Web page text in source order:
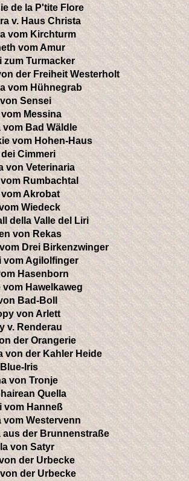
de la P'tite Flore
v. Haus Christa
vom Kirchturm
vom Amur
zum Turmacker
der Freiheit Westerholt
vom Hühnegrab
Sensei
vom Messina
vom Bad Wäldle
vom Hohen-Haus
dei Cimmeri
von Veterinaria
Rumbachtal
Akrobat
Wiedeck
della Valle del Liri
von Rekas
Drei Birkenzwinger
vom Agilolfinger
Hasenborn
vom Hawelkaweg
Bad-Boll
von Arlett
v. Renderau
der Orangerie
von der Kahler Heide
Iris
von Tronje
Quella
vom Hanneß
vom Westervenn
aus der Brunnenstraße
von Satyr
der Urbecke
der Urbecke